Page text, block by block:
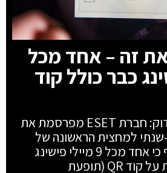
זה – אחד מכל
כבר כולל קוד
אל תסרקו בלי לבדוק: חברת ESET מפרסמת את
שנתי למחצית הראשונה של
2026. הדו"ח חושף כי אחד מכל 9 מיילי פישינג
(11%) מבוסס כעת על קוד QR (תופעת